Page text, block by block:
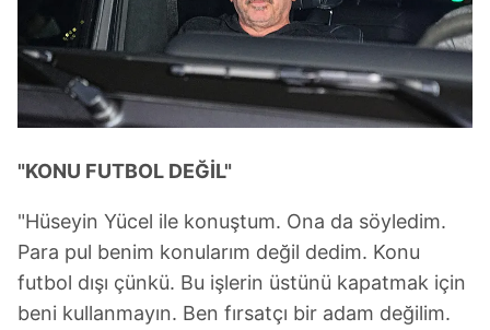
"KONU FUTBOL DEĞİL"
"Hüseyin Yücel ile konuştum. Ona da söyledim.
Para pul benim konularım değil dedim. Konu
futbol dışı çünkü. Bu işlerin üstünü kapatmak için
beni kullanmayın. Ben fırsatçı bir adam değilim.